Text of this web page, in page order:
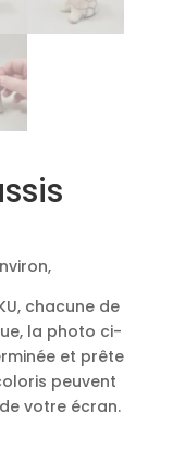
chacune de
la photo ci-
et prête
peuvent
votre écran.